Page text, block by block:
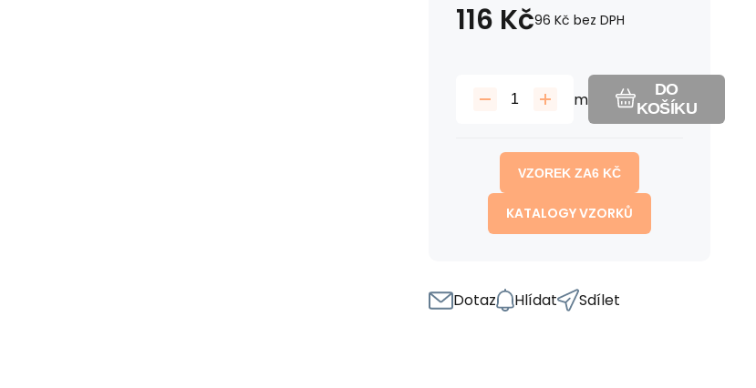
116 Kč96 Kč bez DPH
m
DO
KOŠÍKU
VZOREK ZA6 KČ
KATALOGY VZORKŮ
Dotaz Hlídat Sdílet